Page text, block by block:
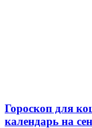
Гороскоп для
календарь на